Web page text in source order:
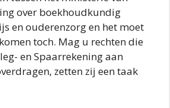
over boekhoudkundig
en ouderenzorg en het moet
toch. Mag u rechten die
en Spaarrekening aan
zetten zij een taak